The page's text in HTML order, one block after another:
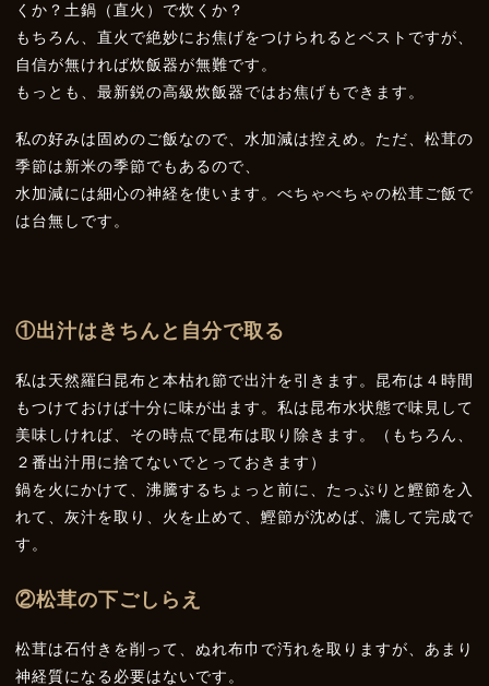
くか？土鍋（直火）で炊くか？
もちろん、直火で絶妙にお焦げをつけられるとベストですが、
自信が無ければ炊飯器が無難です。
もっとも、最新鋭の高級炊飯器ではお焦げもできます。
私の好みは固めのご飯なので、水加減は控えめ。ただ、松茸の
季節は新米の季節でもあるので、
水加減には細心の神経を使います。べちゃべちゃの松茸ご飯で
は台無しです。
①出汁はきちんと自分で取る
私は天然羅臼昆布と本枯れ節で出汁を引きます。昆布は４時間
もつけておけば十分に味が出ます。私は昆布水状態で味見して
美味しければ、その時点で昆布は取り除きます。（もちろん、
２番出汁用に捨てないでとっておきます）
鍋を火にかけて、沸騰するちょっと前に、たっぷりと鰹節を入
れて、灰汁を取り、火を止めて、鰹節が沈めば、漉して完成で
す。
②松茸の下ごしらえ
松茸は石付きを削って、ぬれ布巾で汚れを取りますが、あまり
神経質になる必要はないです。